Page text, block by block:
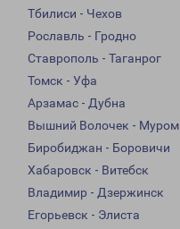
Тбилиси - Чехов
Рославль - Гродно
Ставрополь - Таганрог
Томск - Уфа
Арзамас - Дубна
Вышний Волочек - Муром
Биробиджан - Боровичи
Хабаровск - Витебск
Владимир - Дзержинск
Егорьевск - Элиста